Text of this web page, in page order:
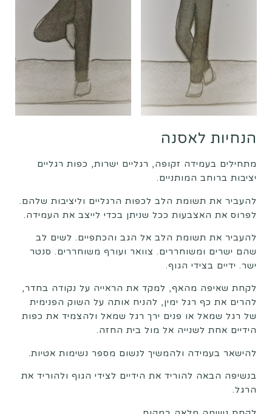
הנחיות לאסנה
מתחילים בעמידה זקופה, רגליים ישרות, כפות רגליים
יציבות ברוחב המותניים.
להעביר את תשומת הלב לכפות הרגליים וליציבות שלהם.
לפרוס את האצבעות ככל שניתן בכדי לייצב את העמידה.
להעביר את תשומת הלב אל הגב והכתפיים. לשים לב
שהם ישרים ומשוחררים. צוואר ועורף משוחררים. סנטר
ישר. ידיים בצידי הגוף.
לקחת שאיפה מהאף, למקד את הראייה על נקודה בחדר,
להרים את כף רגל ימין, להניח אותה על השוק הפנימית
של רגל שמאל או פנים ירך רגל שמאל ולהצמיד את כפות
הידיים אחת לשנייה אל מול בית החזה.
להישאר בעמידה ולהמשיך לנשום מספר נשימות אטיות.
בנשיפה הבאה להוריד את הידיים לצידי הגוף ולהוריד את
הרגל.